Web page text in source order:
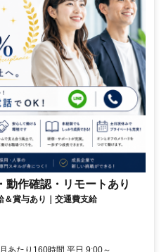
動作確認・リモートあり
＆賞与あり｜交通費支給
あたり160時間 平日 9:00～